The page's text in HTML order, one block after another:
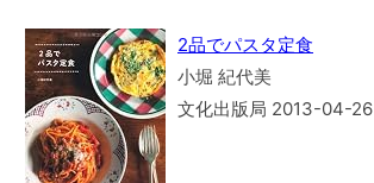
2品でパスタ定食
小堀 紀代美
文化出版局 2013-04-26